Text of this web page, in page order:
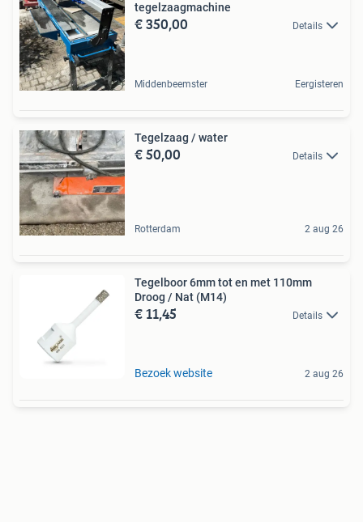
tegelzaagmachine
€ 350,00 Details
Middenbeemster Eergisteren
Tegelzaag / water
€ 50,00 Details
Rotterdam 2 aug 26
Tegelboor 6mm tot en met 110mm
Droog / Nat (M14)
€ 11,45 Details
Bezoek website 2 aug 26